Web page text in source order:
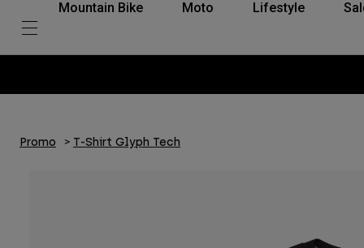
Mountain Bike Moto Lifestyle
Promo T-Shirt Glyph Tech